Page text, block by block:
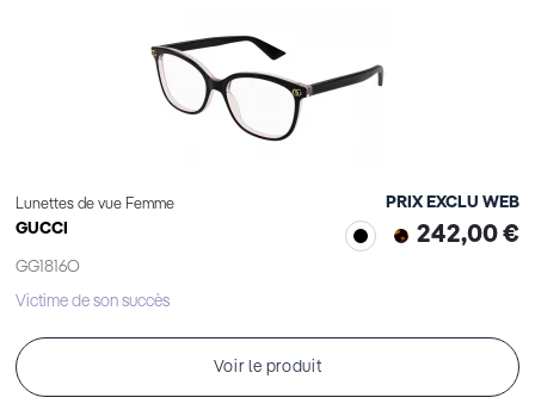
Lunettes de vue Femme
GUCCI
GG1816O
PRIX EXCLU WEB
242,00 €
Victime de son succès
Voir le produit